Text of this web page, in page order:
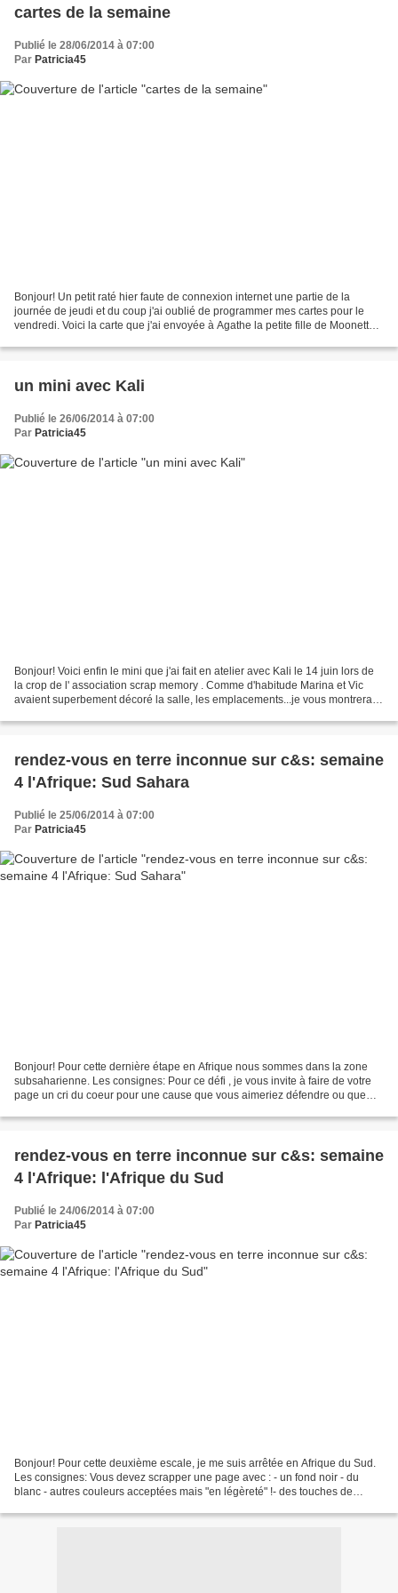
cartes de la semaine
Publié le 28/06/2014 à 07:00
Par Patricia45
Bonjour! Un petit raté hier faute de connexion internet une partie de la
journée de jeudi et du coup j'ai oublié de programmer mes cartes pour le
vendredi. Voici la carte que j'ai envoyée à Agathe la petite fille de Moonette
un mini avec Kali
Publié le 26/06/2014 à 07:00
Par Patricia45
Bonjour! Voici enfin le mini que j'ai fait en atelier avec Kali le 14 juin lors de
la crop de l' association scrap memory . Comme d'habitude Marina et Vic
avaient superbement décoré la salle, les emplacements...je vous montrerai
rendez-vous en terre inconnue sur c&s: semaine
4 l'Afrique: Sud Sahara
Publié le 25/06/2014 à 07:00
Par Patricia45
Bonjour! Pour cette dernière étape en Afrique nous sommes dans la zone
subsaharienne. Les consignes: Pour ce défi , je vous invite à faire de votre
page un cri du coeur pour une cause que vous aimeriez défendre ou que
rendez-vous en terre inconnue sur c&s: semaine
4 l'Afrique: l'Afrique du Sud
Publié le 24/06/2014 à 07:00
Par Patricia45
Bonjour! Pour cette deuxième escale, je me suis arrêtée en Afrique du Sud.
Les consignes: Vous devez scrapper une page avec : - un fond noir - du
blanc - autres couleurs acceptées mais "en légèreté" !- des touches de